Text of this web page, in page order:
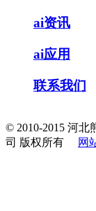
ai资讯
ai应用
联系我们
© 2010-2015 河北
司 版权所有
网